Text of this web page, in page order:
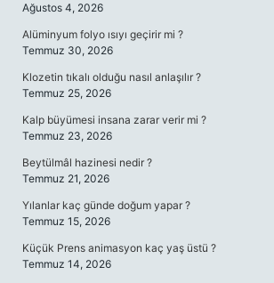
Ağustos 4, 2026
Alüminyum folyo ısıyı geçirir mi ?
Temmuz 30, 2026
Klozetin tıkalı olduğu nasıl anlaşılır ?
Temmuz 25, 2026
Kalp büyümesi insana zarar verir mi ?
Temmuz 23, 2026
Beytülmâl hazinesi nedir ?
Temmuz 21, 2026
Yılanlar kaç günde doğum yapar ?
Temmuz 15, 2026
Küçük Prens animasyon kaç yaş üstü ?
Temmuz 14, 2026